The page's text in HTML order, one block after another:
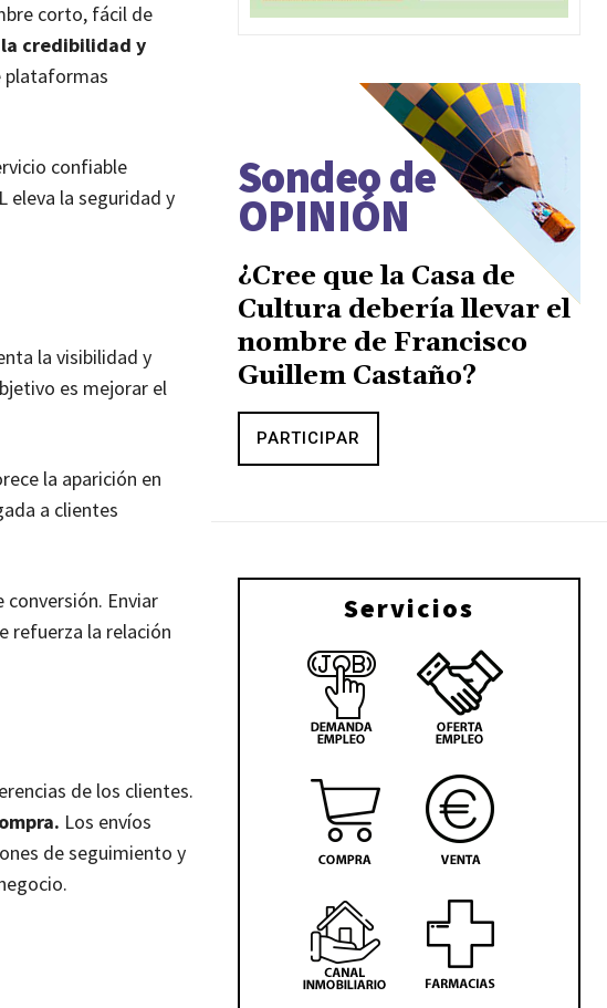
corto, fácil de
credibilidad y
plataformas
confiable
eleva la seguridad y
la visibilidad y
es mejorar el
la aparición en
a clientes
Enviar
refuerza la relación
de los clientes.
Los envíos
de seguimiento y
Sondeo de
OPINIÓN
¿Cree que la Casa de
Cultura debería llevar el
nombre de Francisco
Guillem Castaño?
PARTICIPAR
Servicios